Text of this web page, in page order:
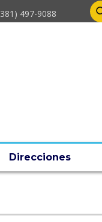
​497-9088
Direcciones